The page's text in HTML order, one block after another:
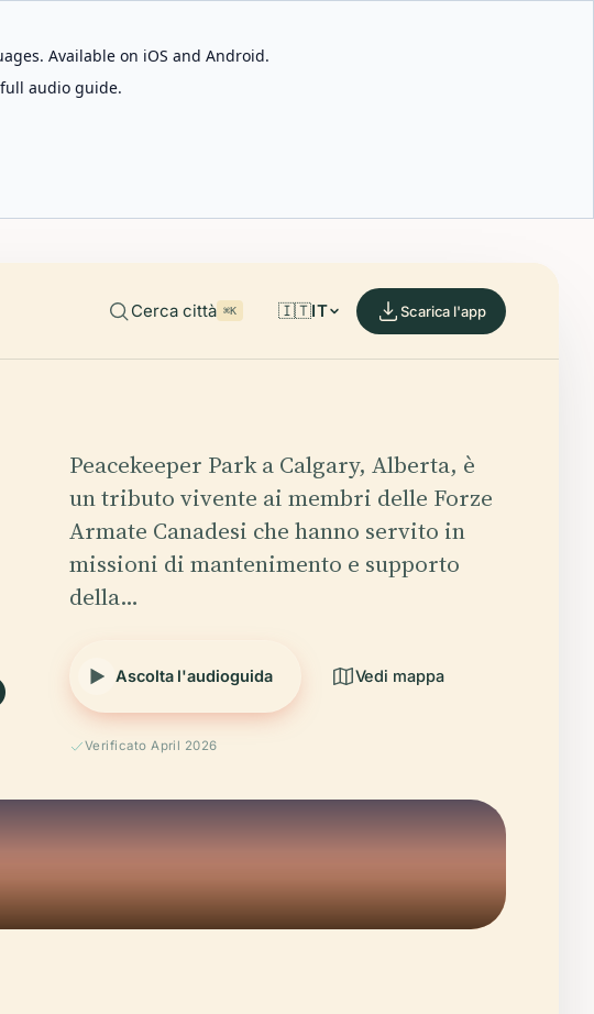
Available on iOS and Android.
audio guide.
Cerca città ⌘K 🇮🇹IT Scarica l'app
Peacekeeper Park a Calgary, Alberta, è
un tributo vivente ai membri delle Forze
Armate Canadesi che hanno servito in
missioni di mantenimento e supporto
della…
Ascolta l'audioguida Vedi mappa
Verificato April 2026